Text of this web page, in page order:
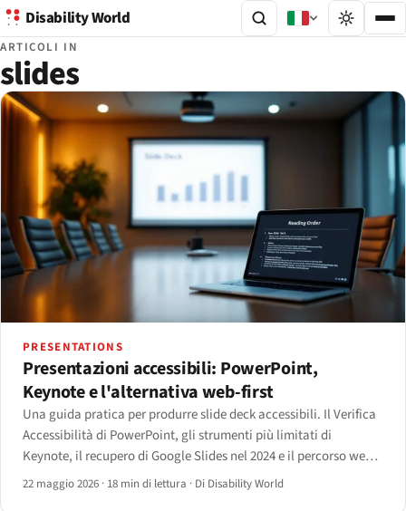
Disability World
ARTICOLI IN
slides
PRESENTATIONS
Presentazioni accessibili: PowerPoint,
Keynote e l'alternativa web-first
Una guida pratica per produrre slide deck accessibili. Il Verifica
Accessibilità di PowerPoint, gli strumenti più limitati di
Keynote, il recupero di Google Slides nel 2024 e il percorso web-
first con Reveal.js, Slidev e Marp — con un albero decisionale
22 maggio 2026 · 18 min di lettura · Di Disability World